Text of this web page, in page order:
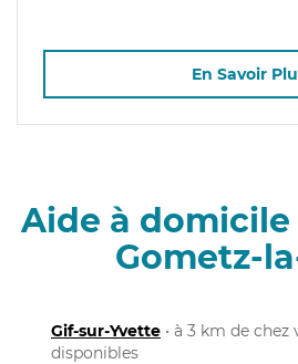
En Savoir
Aide à
Gometz-
Gif-sur-Yvette • à 3 km de
disponibles